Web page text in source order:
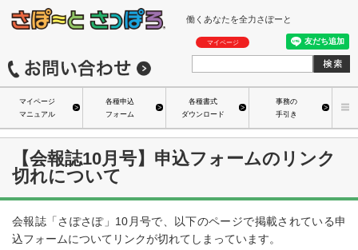
働くあなたを全力さぽーと
マイページ
マイページ
マニュアル
各種申込
フォーム
各種書式
ダウンロード
事務の
手引き
【会報誌10月号】申込フォームのリンク
切れについて
会報誌「さぽさぽ」10月号で、以下のページで掲載されている申
込フォームについてリンクが切れてしまっています。